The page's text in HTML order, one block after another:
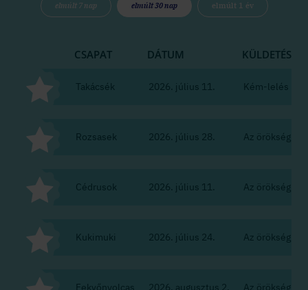
elmúlt 7 nap elmúlt 30 nap elmúlt 1 év
CSAPAT DÁTUM KÜLDETÉS
Takácsék 2026. július 11. Kém-lelés
Rozsasek 2026. július 28. Az örökség
Cédrusok 2026. július 11. Az örökség
Kukimuki 2026. július 24. Az örökség
Fekvőnyolcas 2026. augusztus 2. Az örökség